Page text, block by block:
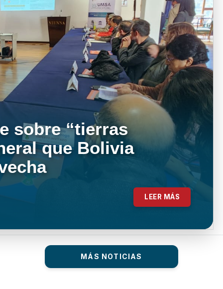
sobre “tierras
que Bolivia
LEER MÁS
MÁS NOTICIAS